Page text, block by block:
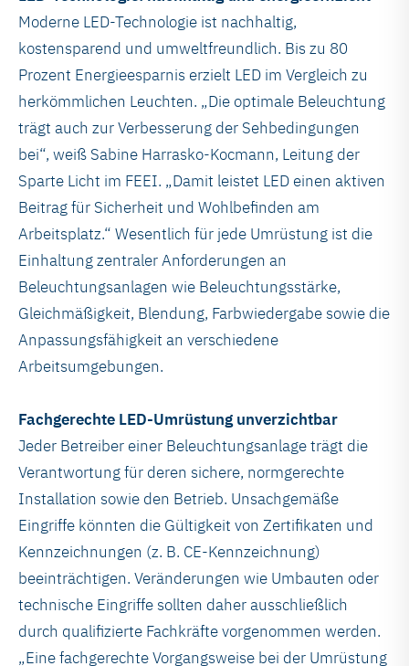
Moderne LED-Technologie ist nachhaltig,
kostensparend und umweltfreundlich. Bis zu 80
Prozent Energieesparnis erzielt LED im Vergleich zu
herkömmlichen Leuchten. „Die optimale Beleuchtung
trägt auch zur Verbesserung der Sehbedingungen
bei“, weiß Sabine Harrasko-Kocmann, Leitung der
Sparte Licht im FEEI. „Damit leistet LED einen aktiven
Beitrag für Sicherheit und Wohlbefinden am
Arbeitsplatz.“ Wesentlich für jede Umrüstung ist die
Einhaltung zentraler Anforderungen an
Beleuchtungsanlagen wie Beleuchtungsstärke,
Gleichmäßigkeit, Blendung, Farbwiedergabe sowie die
Anpassungsfähigkeit an verschiedene
Arbeitsumgebungen.
Fachgerechte LED-Umrüstung unverzichtbar
Jeder Betreiber einer Beleuchtungsanlage trägt die
Verantwortung für deren sichere, normgerechte
Installation sowie den Betrieb. Unsachgemäße
Eingriffe könnten die Gültigkeit von Zertifikaten und
Kennzeichnungen (z. B. CE-Kennzeichnung)
beeinträchtigen. Veränderungen wie Umbauten oder
technische Eingriffe sollten daher ausschließlich
durch qualifizierte Fachkräfte vorgenommen werden.
„Eine fachgerechte Vorgangsweise bei der Umrüstung